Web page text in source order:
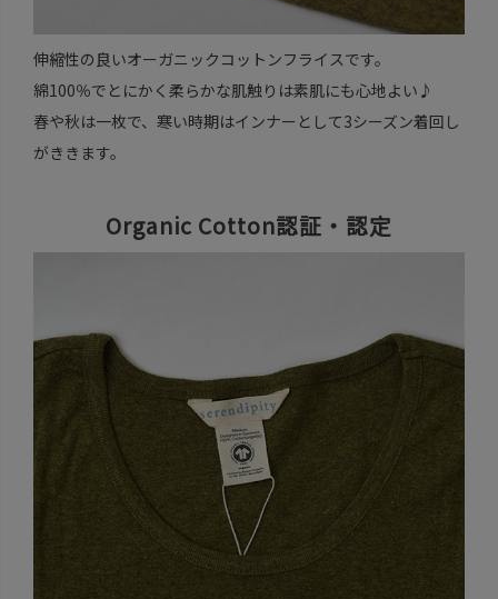
伸縮性の良いオーガニックコットンフライスです。
綿100％でとにかく柔らかな肌触りは素肌にも心地よい♪
春や秋は一枚で、寒い時期はインナーとして3シーズン着回し
がききます。
Organic Cotton認証・認定